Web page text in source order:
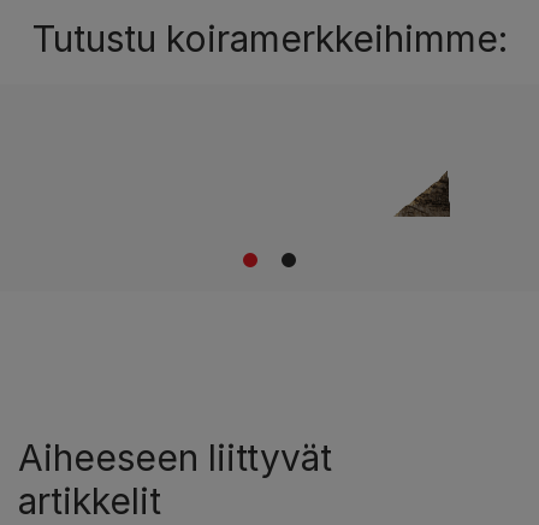
Tutustu koiramerkkeihimme:
1 2
Aiheeseen liittyvät
artikkelit